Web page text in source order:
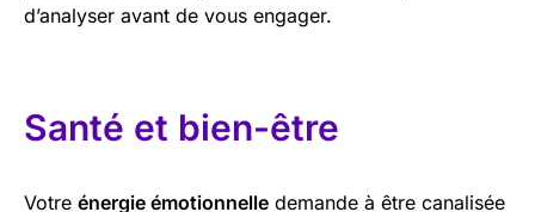
d’analyser avant de vous engager.
Santé et bien-être
Votre énergie émotionnelle demande à être canalisée